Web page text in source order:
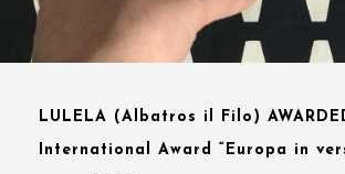
LULELA (Albatros il Filo)
International Award “Europa in